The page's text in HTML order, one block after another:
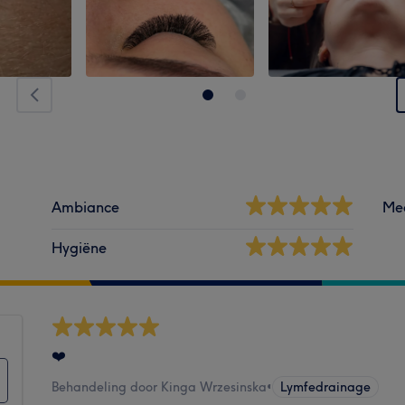
Ambiance
Hygiëne
❤️
Behandeling door Kinga Wrzesinska• Lymfedrainage